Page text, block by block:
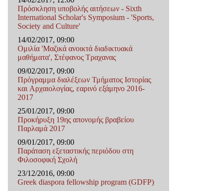
Πρόσκληση υποβολής αιτήσεων - Sixth
International Scholar's Symposium - 'Sports,
Society and Culture'
14/02/2017, 09:00
Ομιλία 'Μαζικά ανοικτά διαδικτυακά
μαθήματα', Στέφανος Τραχανας
09/02/2017, 09:00
Πρόγραμμα διαλέξεων Τμήματος Ιστορίας
και Αρχαιολογίας, εαρινό εξάμηνο 2016-
2017
25/01/2017, 09:00
Προκήρυξη 19ης απονομής βραβείου
Παρλαμά 2017
09/01/2017, 09:00
Παράταση εξεταστικής περιόδου στη
Φιλοσοφική Σχολή
23/12/2016, 09:00
Greek diaspora fellowship program (GDFP)